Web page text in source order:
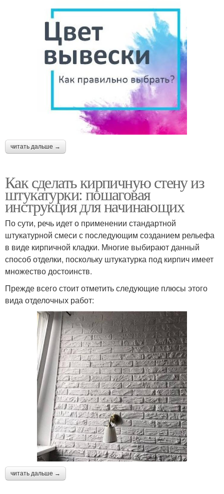
читать дальше →
Как сделать кирпичную стену из
штукатурки: пошаговая
инструкция для начинающих
По сути, речь идет о применении стандартной
штукатурной смеси с последующим созданием рельефа
в виде кирпичной кладки. Многие выбирают данный
способ отделки, поскольку штукатурка под кирпич имеет
множество достоинств.
Прежде всего стоит отметить следующие плюсы этого
вида отделочных работ:
читать дальше →